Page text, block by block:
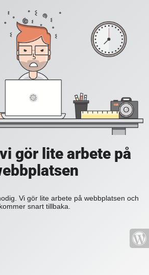
gör lite arbete på
Vi gör lite arbete på webbplatsen och
kommer snart tillbaka.